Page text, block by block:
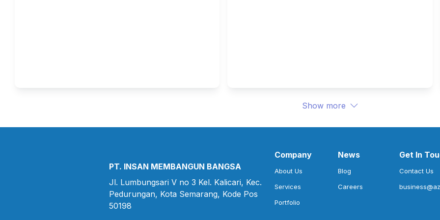
Show more
PT. INSAN MEMBANGUN BANGSA
Jl. Lumbungsari V no 3 Kel. Kalicari, Kec.
Pedurungan, Kota Semarang, Kode Pos
50198
Company
About Us
Services
Portfolio
News
Blog
Careers
Get In
Contact Us